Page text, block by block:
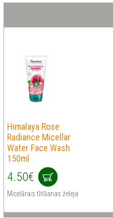
Himalaya Rose
Radiance Micellar
Water Face Wash
150ml
4.50€
Micelārais tīrīšanas želeja